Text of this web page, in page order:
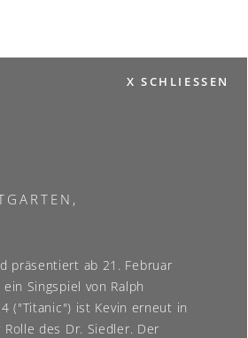
präsentiert ab 21. Februar
Singspiel von Ralph
("Titanic") ist Kevin erneut in
des Dr. Siedler. Der
X SCHLIESSEN